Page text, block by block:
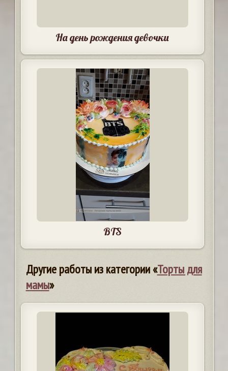
На день рождения девочки
BTS
Другие работы из категории «Торты для
мамы»